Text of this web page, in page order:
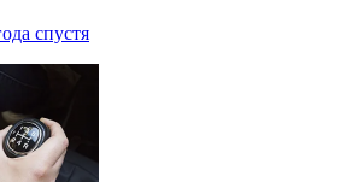
спустя